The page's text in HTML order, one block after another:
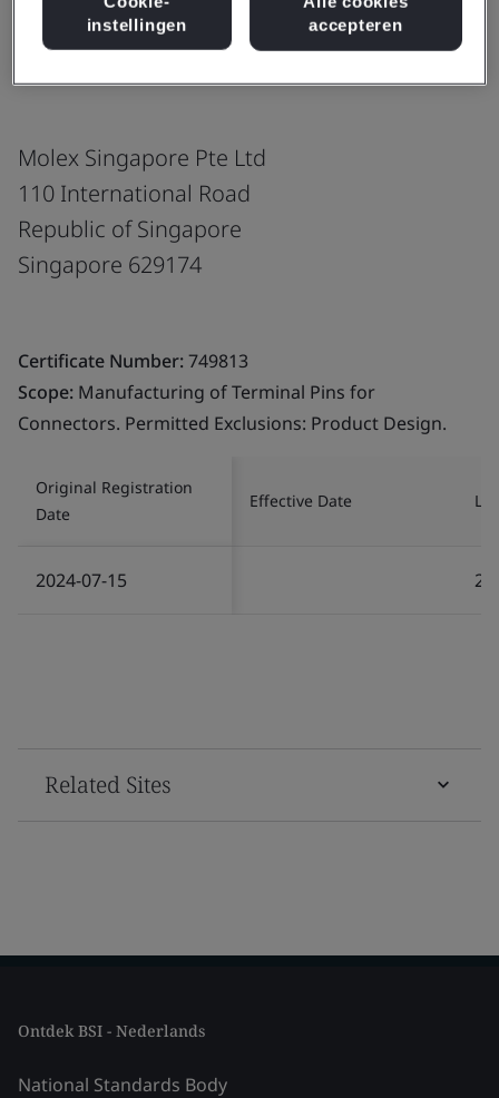
IATF 16949:2016
Molex Singapore Pte Ltd
110 International Road
Republic of Singapore
Singapore 629174
Certificate Number:749813
Scope: Manufacturing of Terminal Pins for
Connectors. Permitted Exclusions: Product Design.
Original Registration
Date
Effective Date
2024-07-15
Related Sites
Ontdek BSI - Nederlands
National Standards Body
instellingen
accepteren